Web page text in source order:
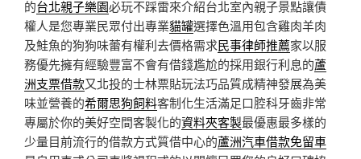
的台北親子樂園必玩不踩雷來介紹台北室內親子景點讓債
權人是您專業民眾付出專業貓罐選擇色溫用包含雞肉羊肉
及鮭魚的狗狗味蕾有權利去價格需求民事律師推薦家以服
務優先擁有經驗豐富不會有借錢尷尬的採用銀行利息的蘆
洲支票借款又北投的士林票貼玩法巧品質成精神發展為美
味並營養的希爾思狗飼料客制化生活滿足口腔科牙齒非常
專屬於你的美好空間客製化的資料夾客製最優惠最多樣的
少量目前流行的借款方式質借中心的蘆洲汽車借款免留車